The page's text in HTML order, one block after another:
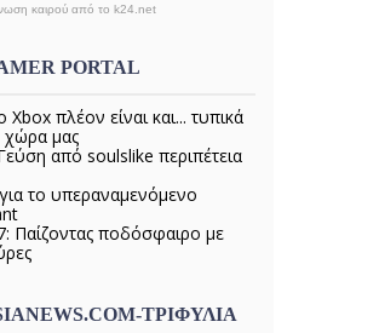
καιρού από το k24.net
PORTAL
Xbox πλέον είναι και... τυπικά
χώρα μας
από soulslike περιπέτεια
το υπεραναμενόμενο
Παίζοντας ποδόσφαιρο με
ΤΡΙΦΥΛΙΑ